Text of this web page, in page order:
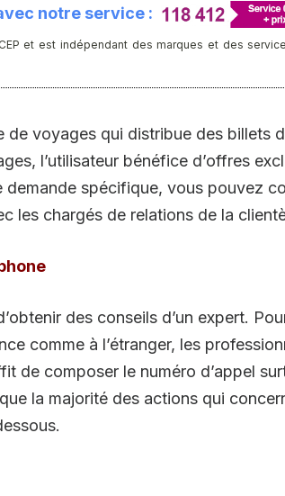
notre service :
et est indépendant des marques et des
voyages qui distribue des billets
l’utilisateur bénéfice d’offres
demande spécifique, vous pouvez
les chargés de relations de la
des conseils d’un expert.
comme à l’étranger, les
de composer le numéro d’appel
la majorité des actions qui